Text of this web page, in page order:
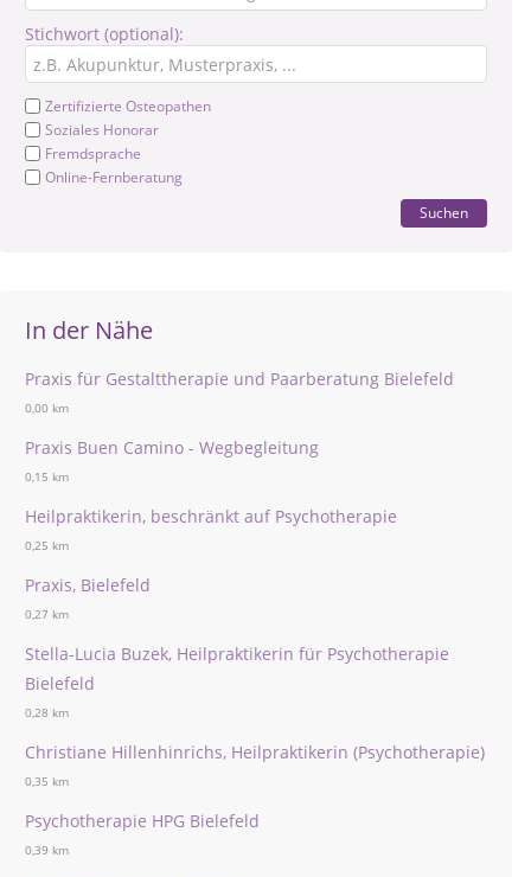
Stichwort (optional):
Zertifizierte Osteopathen
Soziales Honorar
Fremdsprache
Online-Fernberatung
Suchen
In der Nähe
Praxis für Gestalttherapie und Paarberatung Bielefeld
0,00 km
Praxis Buen Camino - Wegbegleitung
0,15 km
Heilpraktikerin, beschränkt auf Psychotherapie
0,25 km
Praxis, Bielefeld
0,27 km
Stella-Lucia Buzek, Heilpraktikerin für Psychotherapie
Bielefeld
0,28 km
Christiane Hillenhinrichs, Heilpraktikerin (Psychotherapie)
0,35 km
Psychotherapie HPG Bielefeld
0,39 km